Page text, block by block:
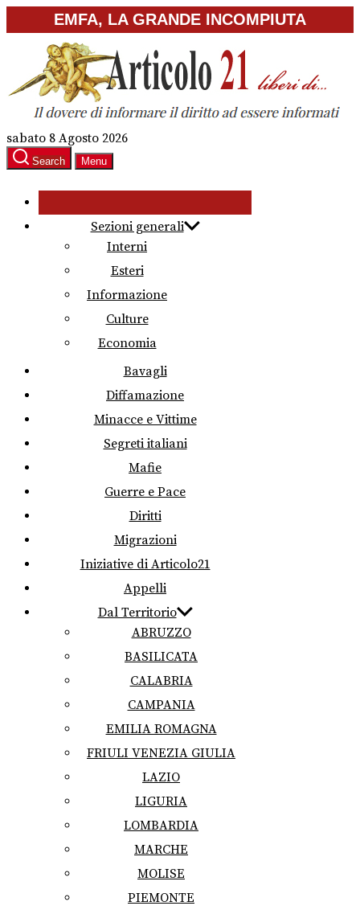
to
content
EMFA, LA GRANDE INCOMPIUTA
sabato 8 Agosto 2026
Search Menu
Sezioni generali
Interni
Esteri
Informazione
Culture
Economia
Bavagli
Diffamazione
Minacce e Vittime
Segreti italiani
Mafie
Guerre e Pace
Diritti
Migrazioni
Iniziative di Articolo21
Appelli
Dal Territorio
ABRUZZO
BASILICATA
CALABRIA
CAMPANIA
EMILIA ROMAGNA
FRIULI VENEZIA GIULIA
LAZIO
LIGURIA
LOMBARDIA
MARCHE
MOLISE
PIEMONTE